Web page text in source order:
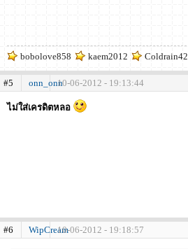
bobolove858 kaem2012 Coldrain42
#5 onn_onn10-06-2012 - 19:13:44
ไม่ใส่เครดิตหลอ
#6 WipCream10-06-2012 - 19:18:57